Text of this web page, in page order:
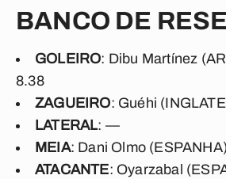
BANCO DE
GOLEIRO: Dibu Martínez
8.38
ZAGUEIRO: Guéhi
LATERAL: —
MEIA: Dani Olmo
ATACANTE: Oyarzabal